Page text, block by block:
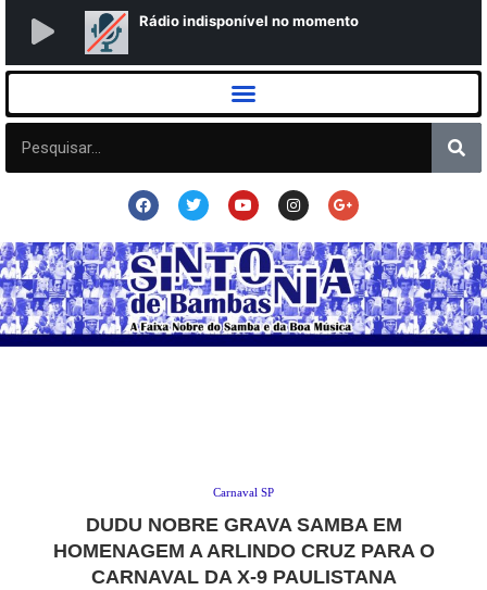
Carnaval SP
DUDU NOBRE GRAVA SAMBA EM
HOMENAGEM A ARLINDO CRUZ PARA O
CARNAVAL DA X-9 PAULISTANA